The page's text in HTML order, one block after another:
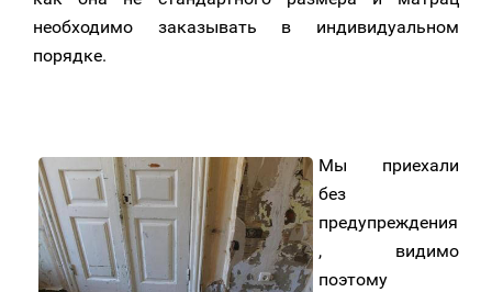
необходимо заказывать в индивидуальном
порядке.
Мы приехали
без
предупреждения
, видимо
поэтому